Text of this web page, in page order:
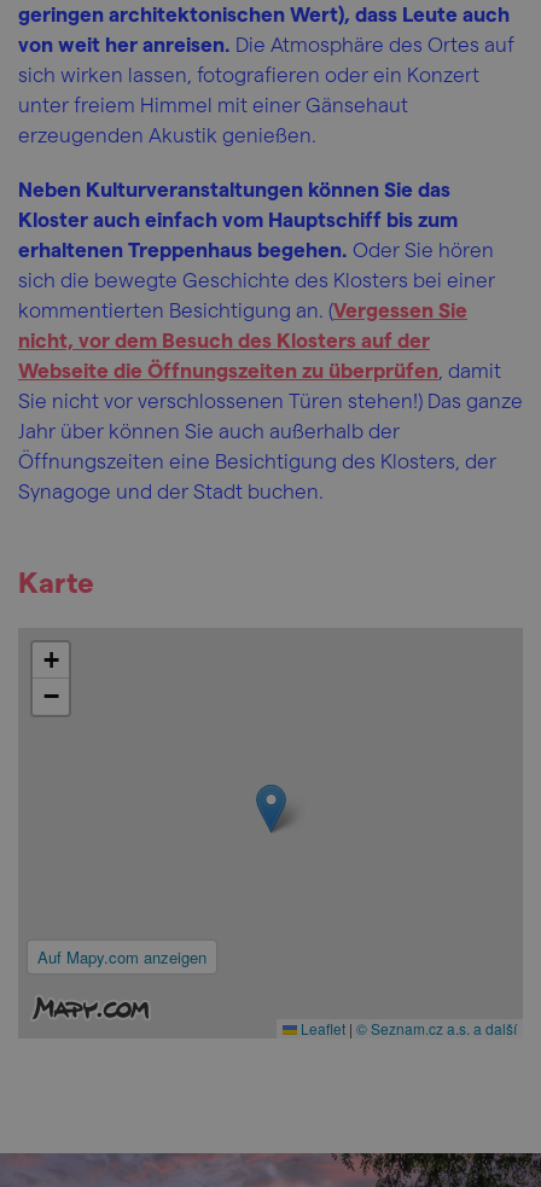
geringen architektonischen Wert), dass Leute auch
von weit her anreisen. Die Atmosphäre des Ortes auf
sich wirken lassen, fotografieren oder ein Konzert
unter freiem Himmel mit einer Gänsehaut
erzeugenden Akustik genießen.
Neben Kulturveranstaltungen können Sie das
Kloster auch einfach vom Hauptschiff bis zum
erhaltenen Treppenhaus begehen. Oder Sie hören
sich die bewegte Geschichte des Klosters bei einer
kommentierten Besichtigung an. (Vergessen Sie
nicht, vor dem Besuch des Klosters auf der
Webseite die Öffnungszeiten zu überprüfen , damit
Sie nicht vor verschlossenen Türen stehen!) Das ganze
Jahr über können Sie auch außerhalb der
Öffnungszeiten eine Besichtigung des Klosters, der
Synagoge und der Stadt buchen.
Karte
Auf Mapy.com anzeigen
+
−
Leaflet | © Seznam.cz a.s. a další